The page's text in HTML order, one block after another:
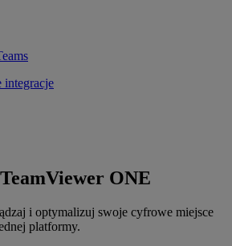
integracje
ONE
i optymalizuj swoje cyfrowe miejsce
platformy.